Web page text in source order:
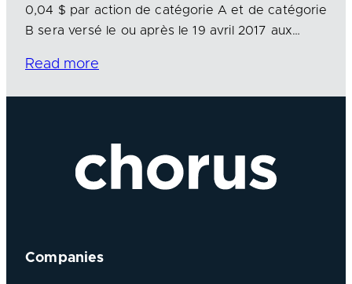
0,04 $ par action de catégorie A et de catégorie
B sera versé le ou après le 19 avril 2017 aux…
Read more
Companies